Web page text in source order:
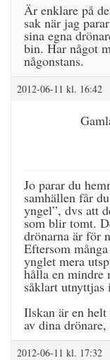
Är enklare på
sak när jag
sina egna
bin. Har något
någonstans.
2012-06-11 kl. 16:42
Jo parar du
samhällen får
yngel”, dvs att
som blir tomt.
drönarna är för
Eftersom
ynglet mera
hålla en mindre
såklart
Ilskan är en helt
av dina
2012-06-11 kl. 17:32